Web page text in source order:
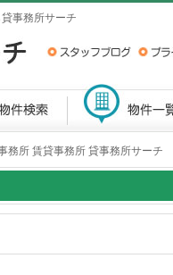
事務所サーチ
務所 賃貸事務所 貸事務所サーチ